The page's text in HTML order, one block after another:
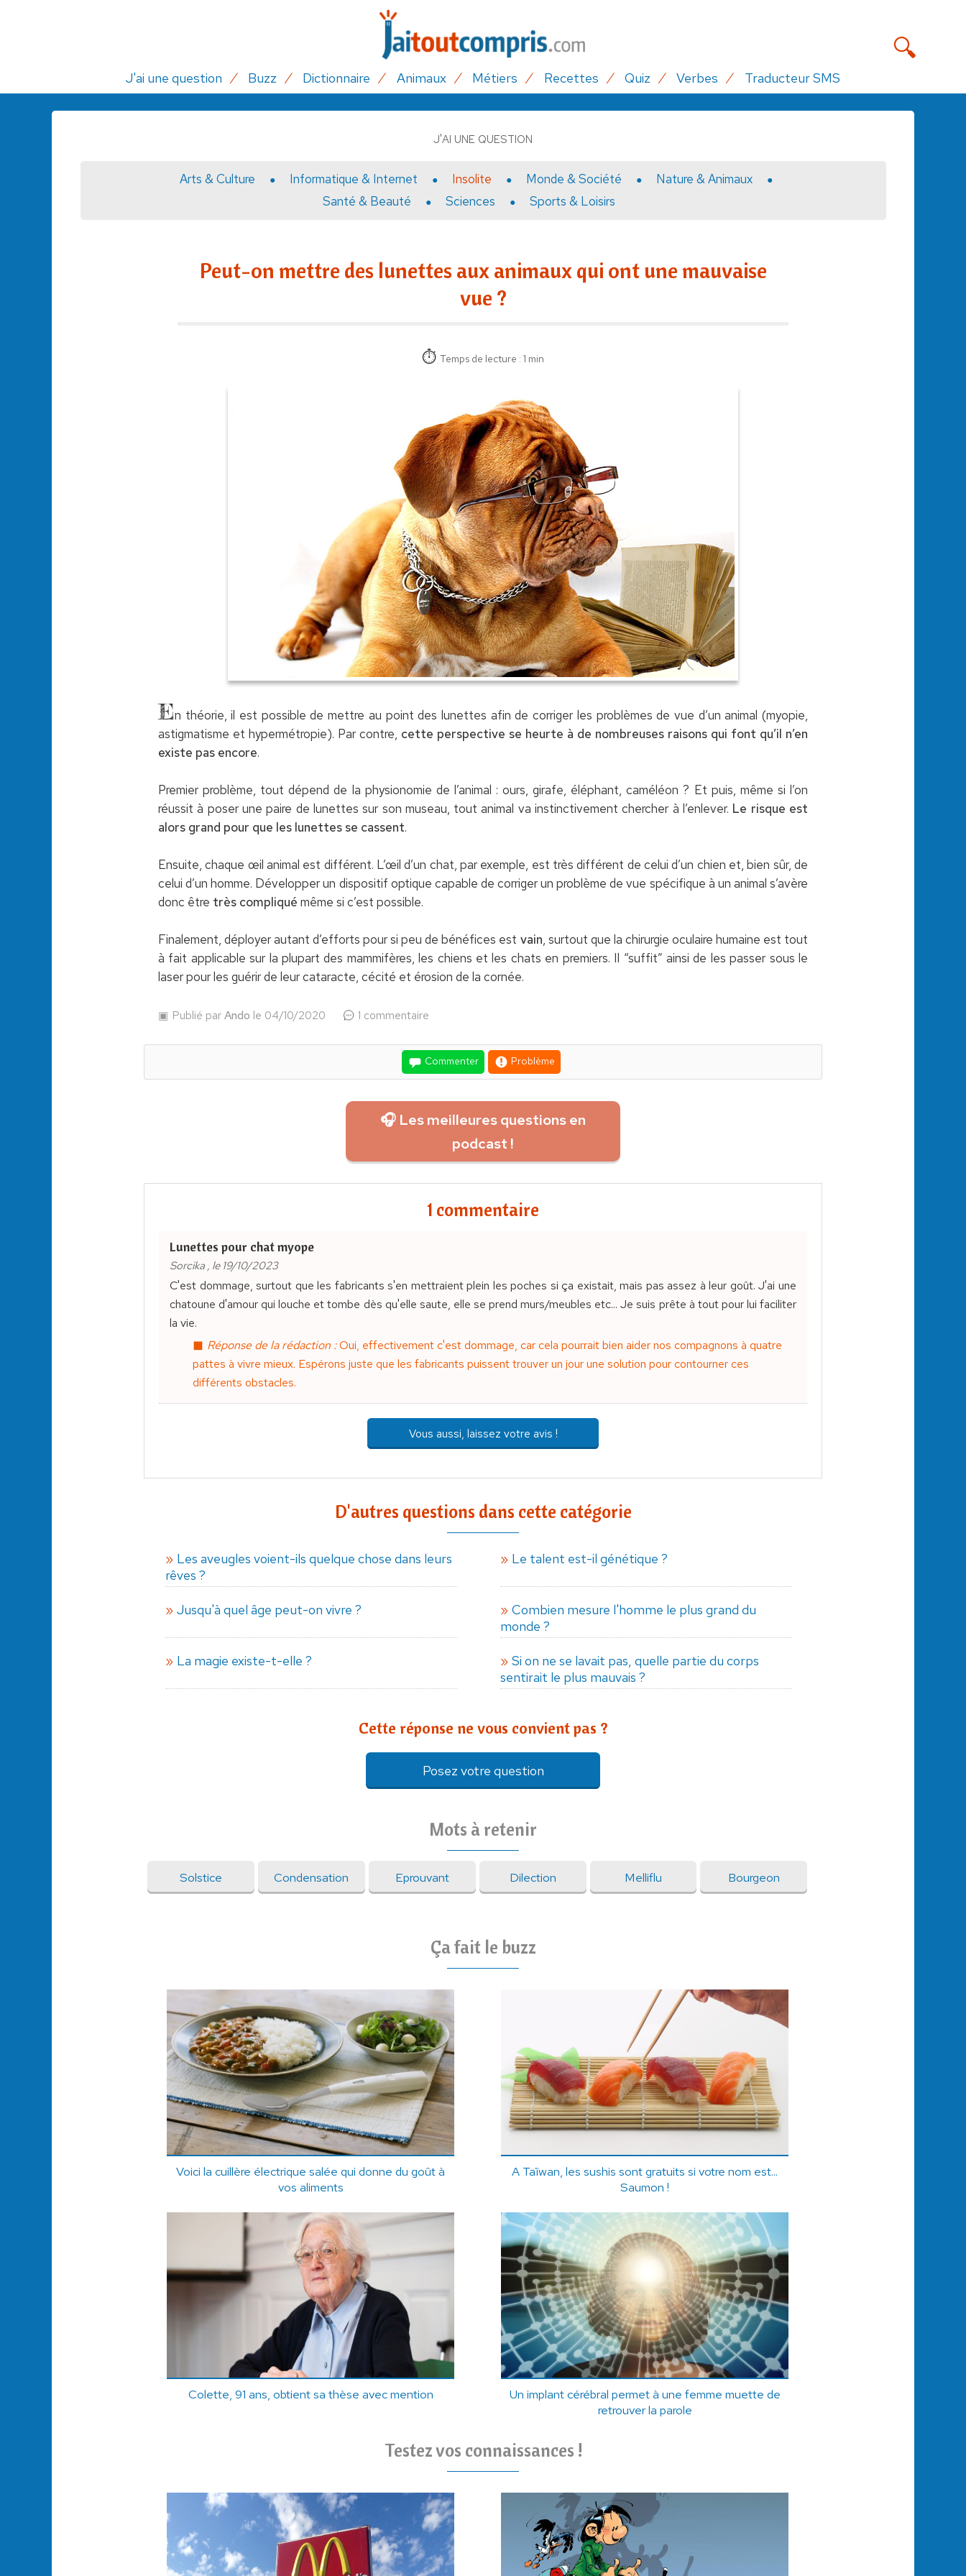
J'ai une question Buzz Dictionnaire Animaux Métiers Recettes Quiz Verbes Traducteur SMS
J'AI UNE QUESTION
Arts & Culture Informatique & Internet Insolite Monde & Société
Nature & Animaux
Santé & Beauté
Sciences Sports & Loisirs
Peut-on mettre des lunettes aux animaux qui ont une mauvaise
vue ?
Temps de lecture : 1 min
En théorie, il est possible de mettre au point des lunettes afin de corriger les problèmes de vue d’un animal (myopie,
astigmatisme et hypermétropie). Par contre, cette perspective se heurte à de nombreuses raisons qui font qu’il n’en
existe pas encore.
Premier problème, tout dépend de la physionomie de l’animal : ours, girafe, éléphant, caméléon ? Et puis, même si l’on
réussit à poser une paire de lunettes sur son museau, tout animal va instinctivement chercher à l’enlever. Le risque est
alors grand pour que les lunettes se cassent.
Ensuite, chaque œil animal est différent. L’œil d’un chat, par exemple, est très différent de celui d’un chien et, bien sûr, de
celui d’un homme. Développer un dispositif optique capable de corriger un problème de vue spécifique à un animal s’avère
donc être très compliqué même si c’est possible.
Finalement, déployer autant d’efforts pour si peu de bénéfices est vain, surtout que la chirurgie oculaire humaine est tout
à fait applicable sur la plupart des mammifères, les chiens et les chats en premiers. Il “suffit” ainsi de les passer sous le
laser pour les guérir de leur cataracte, cécité et érosion de la cornée.
Publié parAndo le 04/10/2020 1 commentaire
Commenter Problème
🎧 Les meilleures questions en
podcast !
1 commentaire
Lunettes pour chat myope
Sorcika , le 19/10/2023
C'est dommage, surtout que les fabricants s'en mettraient plein les poches si ça existait, mais pas assez à leur goût. J'ai une
chatoune d'amour qui louche et tombe dès qu'elle saute, elle se prend murs/meubles etc... Je suis prête à tout pour lui faciliter
la vie.
Réponse de la rédaction :Oui, effectivement c'est dommage, car cela pourrait bien aider nos compagnons à quatre
pattes à vivre mieux. Espérons juste que les fabricants puissent trouver un jour une solution pour contourner ces
différents obstacles.
Vous aussi, laissez votre avis !
D'autres questions dans cette catégorie
Les aveugles voient-ils quelque chose dans leurs
rêves ?
Le talent est-il génétique ?
Jusqu'à quel âge peut-on vivre ?
Combien mesure l'homme le plus grand du
monde ?
La magie existe-t-elle ?
Si on ne se lavait pas, quelle partie du corps
sentirait le plus mauvais ?
Cette réponse ne vous convient pas ?
Posez votre question
Mots à retenir
Solstice Condensation Eprouvant Dilection Melliflu Bourgeon
Ça fait le buzz
Voici la cuillère électrique salée qui donne du goût à
vos aliments
A Taïwan, les sushis sont gratuits si votre nom est...
Saumon !
Colette, 91 ans, obtient sa thèse avec mention
Un implant cérébral permet à une femme muette de
retrouver la parole
Testez vos connaissances !